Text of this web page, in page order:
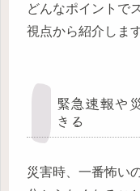
どんなポイントで
視点から紹介します
緊急速報や
きる
災害時、一番怖い